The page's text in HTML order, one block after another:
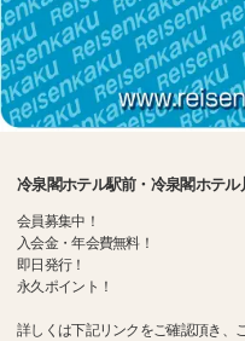
冷泉閣ホテル駅前・冷泉閣ホテ
会員募集中！
入会金・年会費無料！
即日発行！
永久ポイント！
詳しくは下記リンクをご確認頂き、